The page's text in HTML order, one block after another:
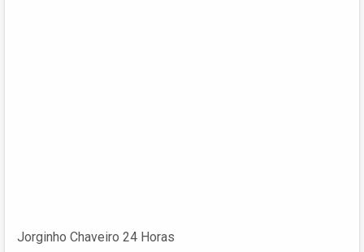
Jorginho Chaveiro 24 Horas